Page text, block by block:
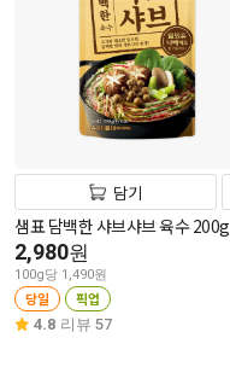
담기
샘표 담백한 샤브샤브 육수 200g
2,980원
100g당 1,490원
당일 픽업
4.8 리뷰 57